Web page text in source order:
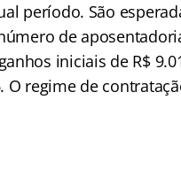
período. São
de
iniciais de R$
O regime de